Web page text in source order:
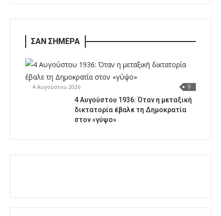
ΣΑΝ ΣΗΜΕΡΑ
4 Αυγούστου 2026 0
4 Αυγούστου 1936: Όταν η μεταξική
δικτατορία έβαλε τη Δημοκρατία
στον «γύψο»